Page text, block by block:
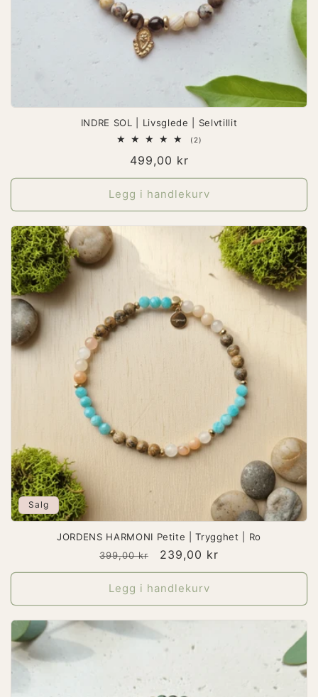
INDRE SOL | Livsglede | Selvtillit
(2)
Vanlig
pris
499,00 kr
Legg i handlekurv
Salg
JORDENS HARMONI Petite | Trygghet | Ro
Vanlig
pris
399,00 kr Salgspris
239,00 kr
Legg i handlekurv